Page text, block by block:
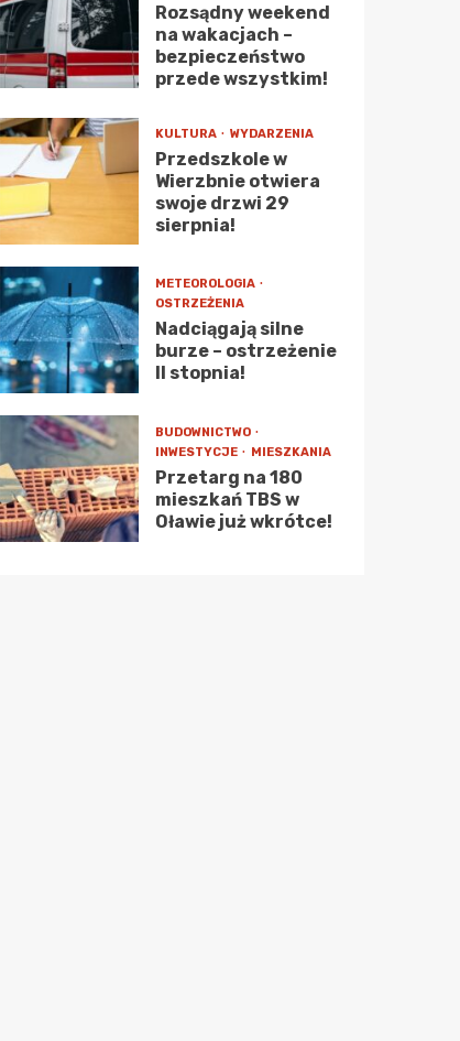
Rozsądny weekend
na wakacjach –
bezpieczeństwo
przede wszystkim!
KULTURA WYDARZENIA
Przedszkole w
Wierzbnie otwiera
swoje drzwi 29
sierpnia!
METEOROLOGIA
OSTRZEŻENIA
Nadciągają silne
burze – ostrzeżenie
II stopnia!
BUDOWNICTWO
INWESTYCJE
MIESZKANIA
Przetarg na 180
mieszkań TBS w
Oławie już wkrótce!